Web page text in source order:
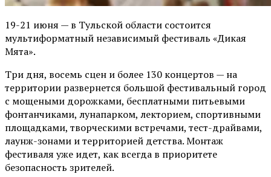
19-21 июня — в Тульской области состоится
мультиформатный независимый фестиваль «Дикая
Мята».
Три дня, восемь сцен и более 130 концертов — на
территории развернется большой фестивальный город
с мощеными дорожками, бесплатными питьевыми
фонтанчиками, лунапарком, лекторием, спортивными
площадками, творческими встречами, тест-драйвами,
лаунж-зонами и территорией детства. Монтаж
фестиваля уже идет, как всегда в приоритете
безопасность зрителей.